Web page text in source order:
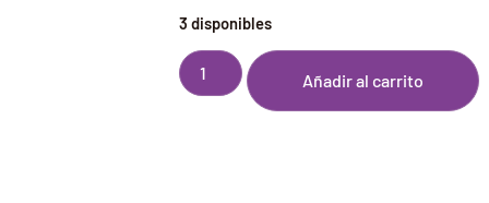
3 disponibles
Añadir al carrito